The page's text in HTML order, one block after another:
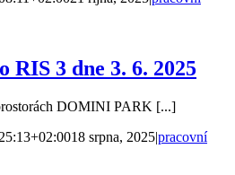
RIS 3 dne 3. 6. 2025
DOMINI PARK [...]
18 srpna, 2025|pracovní